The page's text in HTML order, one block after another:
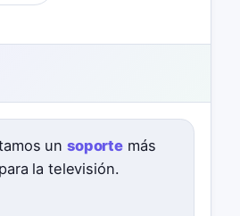
un soporte más
la televisión.